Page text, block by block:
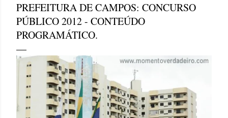
PREFEITURA DE CAMPOS: CONCURSO
PÚBLICO 2012 - CONTEÚDO
PROGRAMÁTICO.